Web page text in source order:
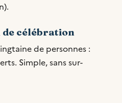
de célébration
de personnes :
Simple, sans sur-